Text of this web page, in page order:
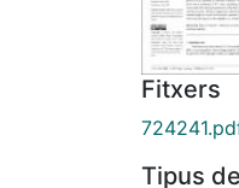
Fitxers
Tipus